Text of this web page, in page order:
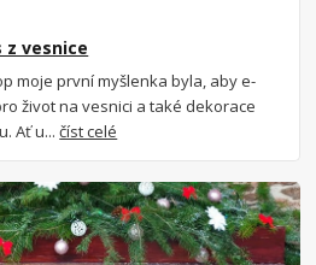
z vesnice
moje první myšlenka byla, aby e-
život na vesnici a také dekorace
Ať u...číst celé